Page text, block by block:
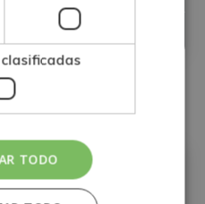
Matricúlate:
clasificadas
TODO